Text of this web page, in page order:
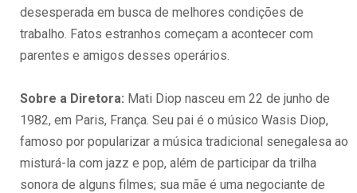
desesperada em busca de melhores condições de
trabalho. Fatos estranhos começam a acontecer com
parentes e amigos desses operários.
Sobre a Diretora: Mati Diop nasceu em 22 de junho de
1982, em Paris, França. Seu pai é o músico Wasis Diop,
famoso por popularizar a música tradicional senegalesa ao
misturá-la com jazz e pop, além de participar da trilha
sonora de alguns filmes; sua mãe é uma negociante de